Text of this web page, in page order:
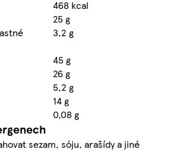
468 kcal
25 g
3,2 g
45 g
26 g
5,2 g
14 g
0,08 g
sezam, sóju, arašídy a jiné